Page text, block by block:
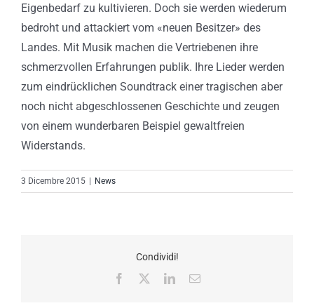
Eigenbedarf zu kultivieren. Doch sie werden wiederum
bedroht und attackiert vom «neuen Besitzer» des
Landes. Mit Musik machen die Vertriebenen ihre
schmerzvollen Erfahrungen publik. Ihre Lieder werden
zum eindrücklichen Soundtrack einer tragischen aber
noch nicht abgeschlossenen Geschichte und zeugen
von einem wunderbaren Beispiel gewaltfreien
Widerstands.
3 Dicembre 2015 | News
Condividi!
Facebook
LinkedInEmail